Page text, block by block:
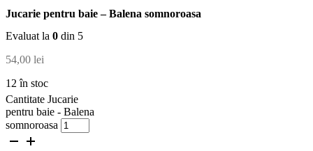
Jucarie pentru baie – Balena somnoroasa
Evaluat la 0 din 5
54,00 lei
12 în stoc
Cantitate Jucarie
pentru baie - Balena
somnoroasa